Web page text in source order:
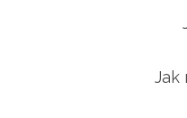
Jak